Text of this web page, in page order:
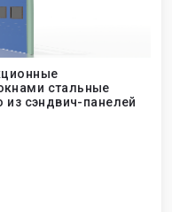
стальные
сэндвич-панелей